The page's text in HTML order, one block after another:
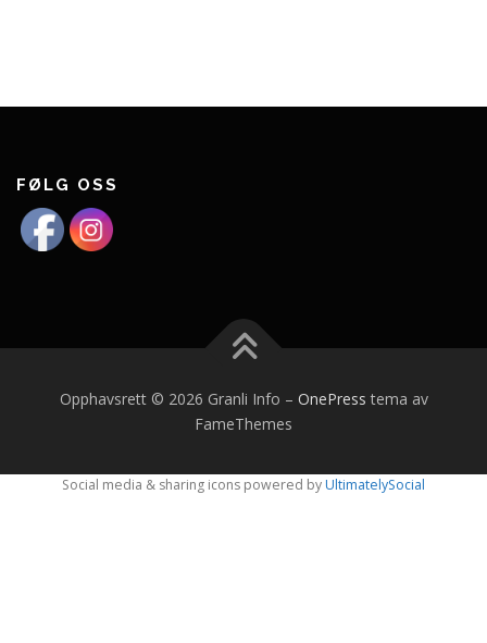
FØLG OSS
Opphavsrett © 2026 Granli Info – OnePress tema av
FameThemes
Social media & sharing icons powered byUltimatelySocial